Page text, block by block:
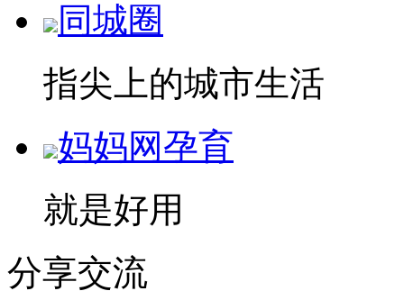
同城圈
指尖上的城市生活
妈妈网孕育
就是好用
分享交流